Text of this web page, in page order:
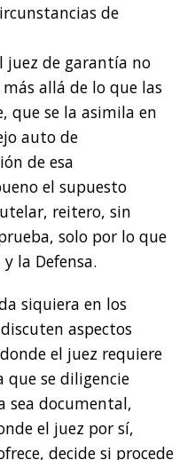
de
juez de garantía no
allá de lo que las
que se la asimila en
auto de
de esa
el supuesto
reitero, sin
solo por lo que
la Defensa.
siquiera en los
aspectos
el juez requiere
se diligencie
sea documental,
el juez por sí,
decide si procede